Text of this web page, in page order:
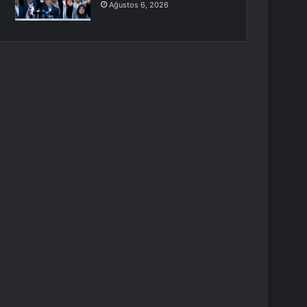
Ağustos 6, 2026